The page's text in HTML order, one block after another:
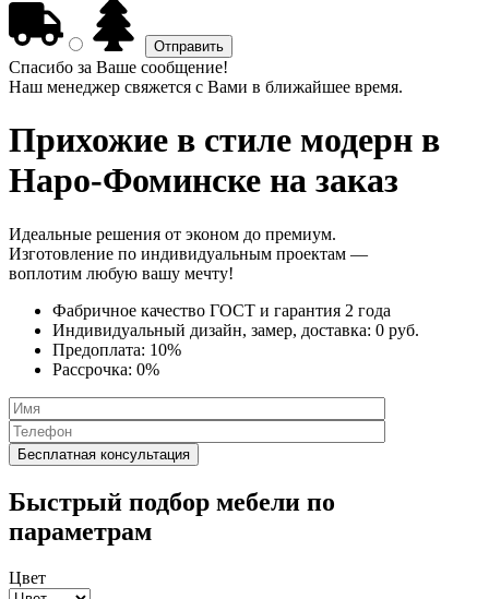
Спасибо за Ваше сообщение!
Наш менеджер свяжется с Вами в ближайшее время.
Прихожие в стиле модерн в
Наро-Фоминске на заказ
Идеальные решения от эконом до премиум.
Изготовление по индивидуальным проектам —
воплотим любую вашу мечту!
Фабричное качество ГОСТ и гарантия 2 года
Индивидуальный дизайн, замер, доставка: 0 руб.
Предоплата: 10%
Рассрочка: 0%
Быстрый подбор мебели по
параметрам
Цвет